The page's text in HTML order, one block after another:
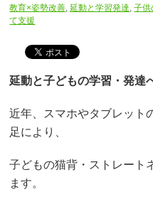
教育×姿勢改善,延動と学習発達,子供
て支援
延動と子どもの学習・発達
近年、スマホやタブレット
足により、
子どもの猫背・ストレート
ます。